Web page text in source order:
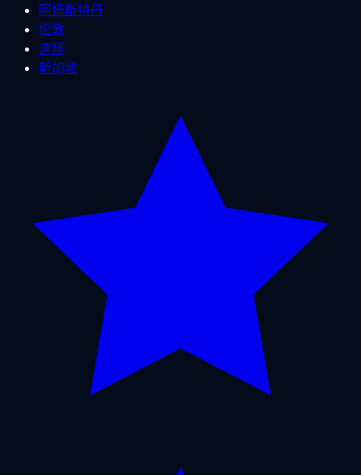
阿姆斯特丹
伦敦
迪拜
新加坡